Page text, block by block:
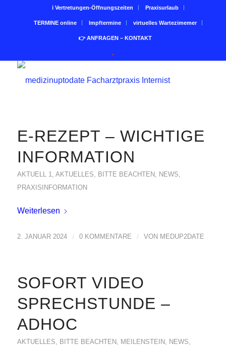
ℹ Vertretungen-Öffnungszeiten Praxisurlaub
TERMINE online Impftermine virtuelles Wartezimemer
👉 ANFRAGEN – KONTAKT
.
E-REZEPT – WICHTIGE
INFORMATION
AKTUELL 1, AKTUELLES, BITTE BEACHTEN, NEWS,
PRAXISINFORMATION
Weiterlesen
2. JANUAR 2024 / 0 KOMMENTARE / VON MEDUP2DATE
SOFORT VIDEO
SPRECHSTUNDE –
ADHOC
AKTUELLES, BITTE BEACHTEN, MEILENSTEIN, NEWS,